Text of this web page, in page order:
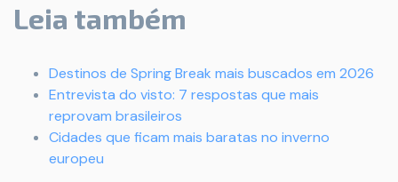
Leia também
Destinos de Spring Break mais buscados em 2026
Entrevista do visto: 7 respostas que mais
reprovam brasileiros
Cidades que ficam mais baratas no inverno
europeu